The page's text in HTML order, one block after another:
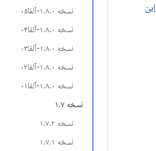
نسخه ۱.۸.۰-آلفا۰۵
نسخه ۱.۸.۰-آلفا۰۴
نسخه ۱.۸.۰-آلفا۰۳
نسخه ۱.۸.۰-آلفا۰۲
نسخه ۱.۸.۰-آلفا۰۱
نسخه ۱.۷
نسخه ۱.۷.۲
نسخه ۱.۷.۱
این